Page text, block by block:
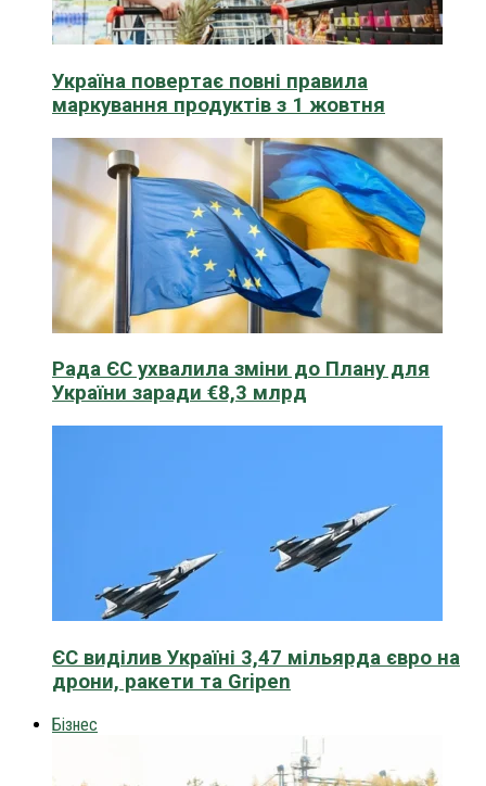
Україна повертає повні правила
маркування продуктів з 1 жовтня
Рада ЄС ухвалила зміни до Плану для
України заради €8,3 млрд
ЄС виділив Україні 3,47 мільярда євро на
дрони, ракети та Gripen
Бізнес